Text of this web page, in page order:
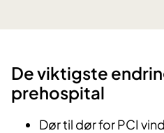
De viktigste
prehospital
Dør til dør for PCI